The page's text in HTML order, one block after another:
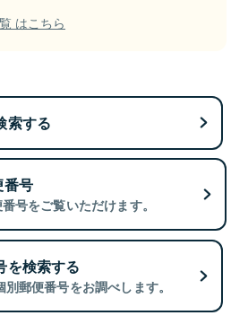
はこちら
索する
番号
号をご覧いただけます。
を検索する
郵便番号をお調べします。